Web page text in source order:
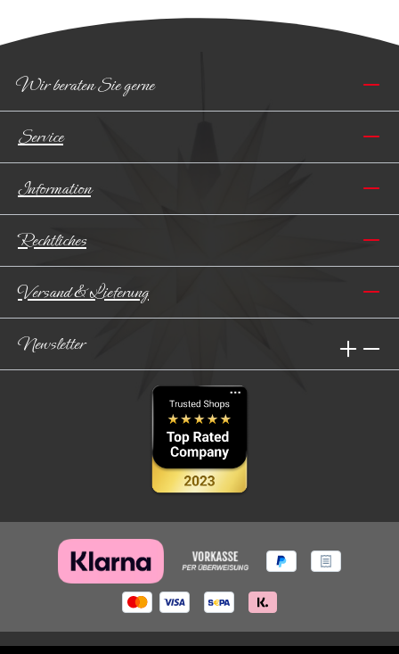
Wir beraten Sie gerne
Service
Information
Rechtliches
Versand & Lieferung
Newsletter